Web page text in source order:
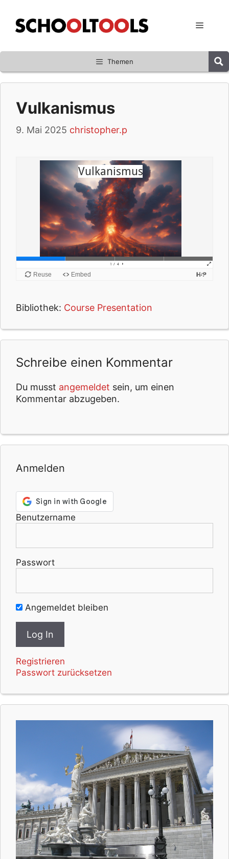
Inhalt
springen
Menü
Themen
Vulkanismus
9. Mai 2025 christopher.p
Bibliothek: Course Presentation
Schreibe einen Kommentar
Du musst angemeldet sein, um einen
Kommentar abzugeben.
Anmelden
Benutzername
Passwort
Angemeldet bleiben
Registrieren
Passwort zurücksetzen